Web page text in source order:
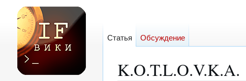
K.O.T.L.O.V.K.A.
Статья Обсуждение